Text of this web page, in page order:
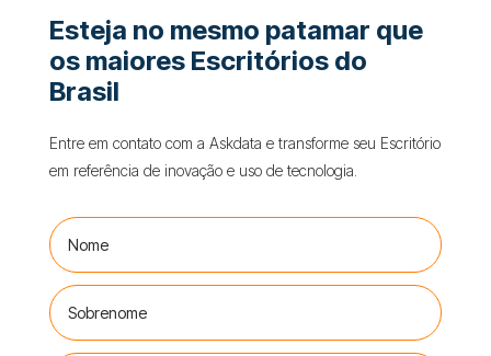
Esteja no mesmo patamar que
os maiores Escritórios do
Brasil
Entre em contato com a Askdata e transforme seu Escritório
em referência de inovação e uso de tecnologia.